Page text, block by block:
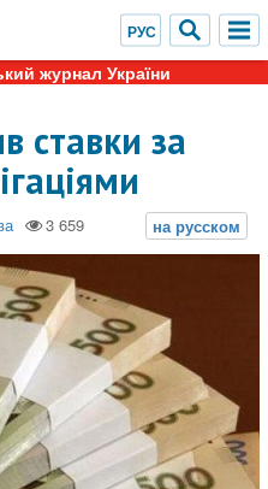
журнал України
ставки за